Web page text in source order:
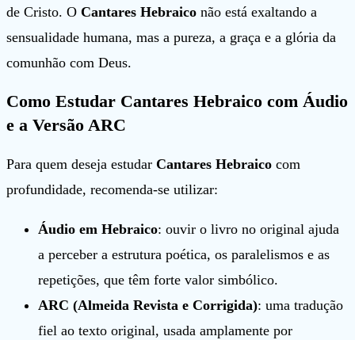
de Cristo. O Cantares Hebraico não está exaltando a
sensualidade humana, mas a pureza, a graça e a glória da
comunhão com Deus.
Como Estudar Cantares Hebraico com Áudio
e a Versão ARC
Para quem deseja estudar Cantares Hebraico com
profundidade, recomenda-se utilizar:
Áudio em Hebraico: ouvir o livro no original ajuda
a perceber a estrutura poética, os paralelismos e as
repetições, que têm forte valor simbólico.
ARC (Almeida Revista e Corrigida): uma tradução
fiel ao texto original, usada amplamente por